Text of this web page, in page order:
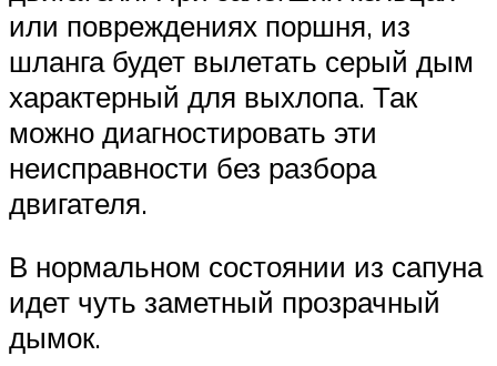
или повреждениях поршня, из
шланга будет вылетать серый дым
характерный для выхлопа. Так
можно диагностировать эти
неисправности без разбора
двигателя.
В нормальном состоянии из сапуна
идет чуть заметный прозрачный
дымок.